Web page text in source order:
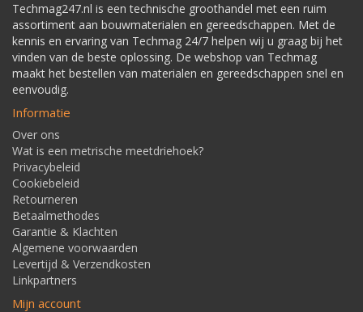
Techmag247.nl is een technische groothandel met een ruim
assortiment aan bouwmaterialen en gereedschappen. Met de
kennis en ervaring van Techmag 24/7 helpen wij u graag bij het
vinden van de beste oplossing. De webshop van Techmag
maakt het bestellen van materialen en gereedschappen snel en
eenvoudig.
Informatie
Over ons
Wat is een metrische meetdriehoek?
Privacybeleid
Cookiebeleid
Retourneren
Betaalmethodes
Garantie & Klachten
Algemene voorwaarden
Levertijd & Verzendkosten
Linkpartners
Mijn account